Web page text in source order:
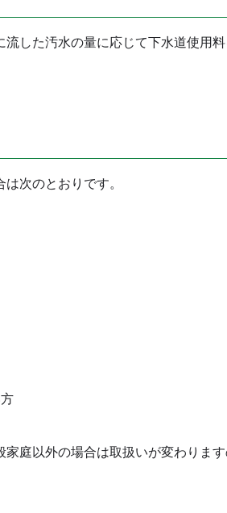
した汚水の量に応じて下水道使用
次のとおりです。
庭以外の場合は取扱いが変わりま